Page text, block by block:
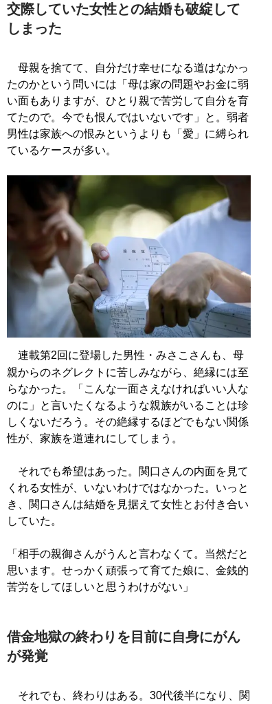
交際していた女性との結婚も破綻して
しまった
母親を捨てて、自分だけ幸せになる道はなかっ
たのかという問いには「母は家の問題やお金に弱
い面もありますが、ひとり親で苦労して自分を育
てたので。今でも恨んではいないです」と。弱者
男性は家族への恨みというよりも「愛」に縛られ
ているケースが多い。
連載第2回に登場した男性・みさこさんも、母
親からのネグレクトに苦しみながら、絶縁には至
らなかった。「こんな一面さえなければいい人な
のに」と言いたくなるような親族がいることは珍
しくないだろう。その絶縁するほどでもない関係
性が、家族を道連れにしてしまう。
それでも希望はあった。関口さんの内面を見て
くれる女性が、いないわけではなかった。いっと
き、関口さんは結婚を見据えて女性とお付き合い
していた。
「相手の親御さんがうんと言わなくて。当然だと
思います。せっかく頑張って育てた娘に、金銭的
苦労をしてほしいと思うわけがない」
借金地獄の終わりを目前に自身にがん
が発覚
それでも、終わりはある。30代後半になり、関